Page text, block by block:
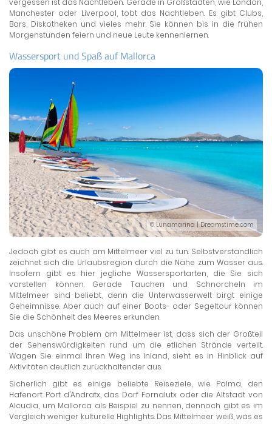
vergessen ist das Nachtleben. Gerade in Großstädten, wie London,
Manchester oder Liverpool, tobt das Nachtleben. Es gibt Clubs,
Bars, Diskotheken und vieles mehr. Sie können bis in die frühen
Morgenstunden feiern und neue Leute kennenlernen.
Wassersport und Spaß auf Mallorca
© Lunamarina | Dreamstime.com
Jedoch gibt es auch am Mittelmeer viel zu tun. Selbstverständlich
zeichnet sich die Urlaubsregion durch die Nähe zum Wasser aus.
Insofern gibt es hier jegliche Wassersportarten, die Sie sich
vorstellen können. Gerade Tauchen und Schnorcheln im
Mittelmeer sind beliebt, denn die Unterwasserwelt birgt einige
Geheimnisse. Aber auch auf einer Boots- oder Segeltour können
Sie die Schönheit des Meeres erkunden.
Das unschöne Problem am Mittelmeer ist, dass sich der Großteil
der Sehenswürdigkeiten rund um die etlichen Strände verteilt.
Wagen Sie einmal Ihren Weg ins Inland, sieht es in Hinblick auf
Aktivitäten deutlich zurückhaltender aus.
Sicherlich gibt es einige beliebte Reiseziele, wie Palma, den
Hafenort Port d’Andratx, das Dorf Fornalutx oder die Altstadt von
Alcudia, um Mallorca als Beispiel zu nennen, dennoch gibt es im
Vergleich weniger kulturelle Highlights. Das Mittelmeer weiß, was es